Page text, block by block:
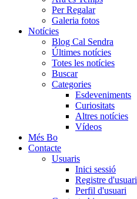
Per Regalar
Galeria fotos
Notícies
Blog Cal Sendra
Últimes notícies
Totes les notícies
Buscar
Categories
Esdeveniments
Curiositats
Altres notícies
Vídeos
Més Bo
Contacte
Usuaris
Inici sessió
Registre d'usuari
Perfil d'usuari